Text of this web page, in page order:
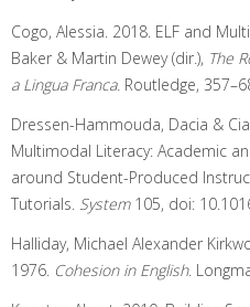
Cogo, Alessia. 2018. ELF and
Baker & Martin Dewey (dir.), The
a Lingua Franca. Routledge,
Dressen-Hammouda, Dacia &
Multimodal Literacy: Academic
around Student-Produced
Tutorials. System105, doi:
Halliday, Michael Alexander
1976. Cohesion in English.